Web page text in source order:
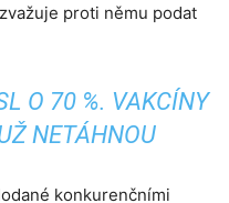
proti němu podat
O 70 %. VAKCÍNY
NETÁHNOU
konkurenčními